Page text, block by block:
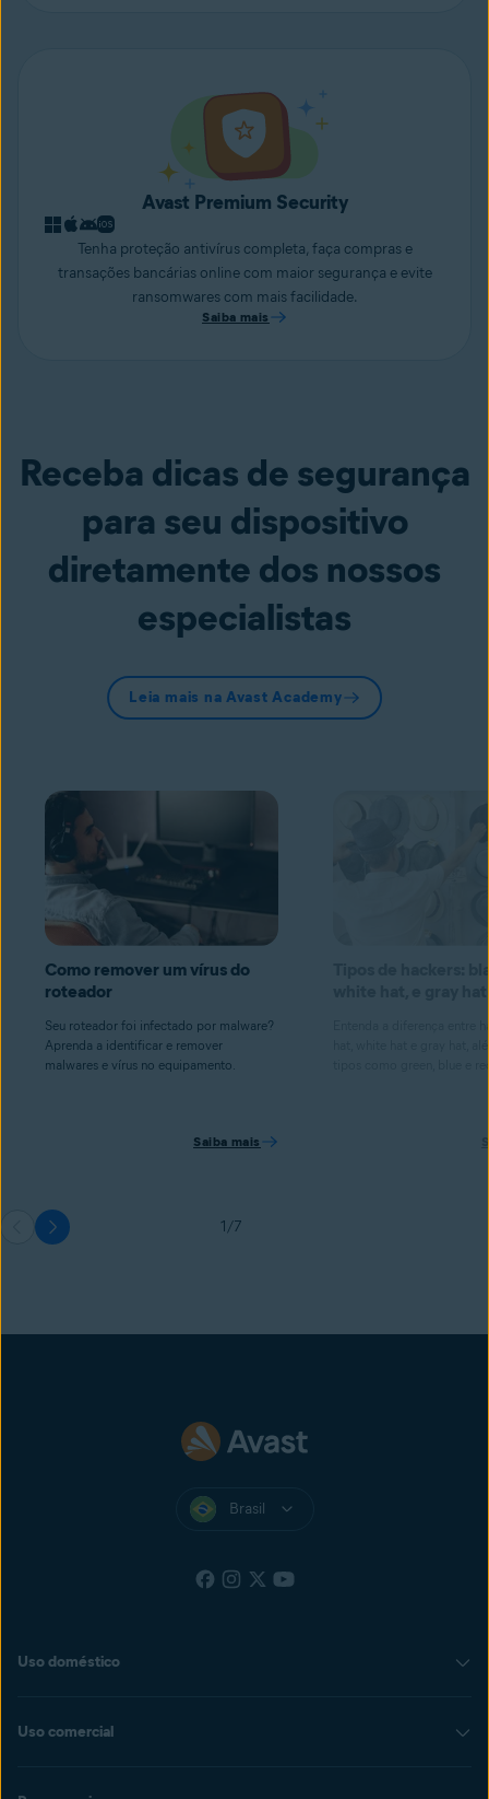
Avast Premium Security
Tenha proteção antivírus completa, faça compras e
transações bancárias online com maior segurança e evite
ransomwares com mais facilidade.
Saiba mais
Receba dicas de segurança
para seu dispositivo
diretamente dos nossos
especialistas
Leia mais na Avast Academy
1/7
Como remover um vírus do
roteador
Seu roteador foi infectado por malware?
Aprenda a identificar e remover
malwares e vírus no equipamento.
Saiba mais
Brasil
Uso doméstico
Uso comercial